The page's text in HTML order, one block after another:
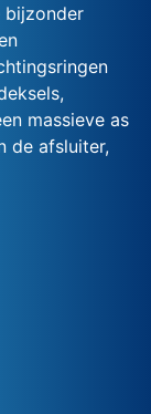
bijzonder
massieve as
de afsluiter,